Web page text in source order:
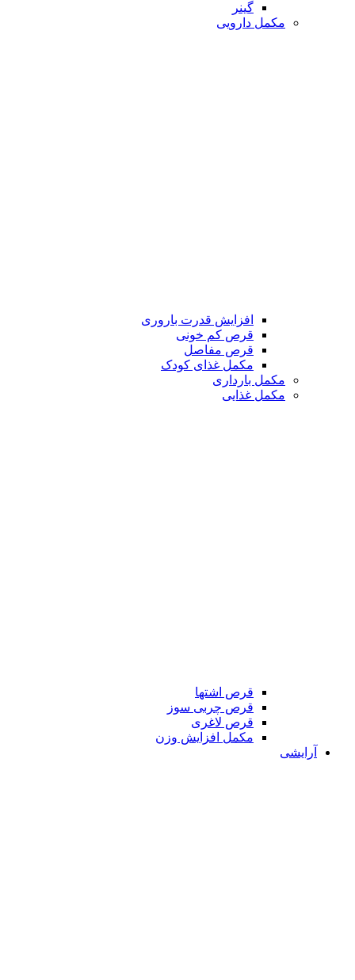
گینر
مکمل دارویی
افزایش قدرت باروری
قرص کم خونی
قرص مفاصل
مکمل غذای کودک
مکمل بارداری
مکمل غذایی
قرص اشتها
قرص چربی سوز
قرص لاغری
مکمل افزایش وزن
آرایشی